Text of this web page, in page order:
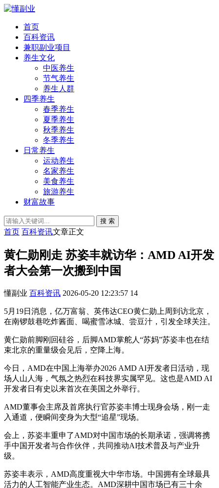
首页
百科资讯
兼职副业项目
养生文化
中医养生
节气养生
养生人群
四季养生
春季养生
夏季养生
秋季养生
冬季养生
日常养生
运动养生
名家养生
美食养生
旅游养生
财富故事
搜 索
首页 百科资讯文章正文
黄仁勋刚走 苏姿丰就访华：AMD AI开发
者大会第一次搬到中国
懂副业 百科资讯 2026-05-20 12:23:57 14
5月19日消息，亿万富翁、英伟达CEO黄仁勋上周到访北京，
在南锣鼓巷吃炸酱面、喝蜜雪冰城、尝豆汁，引发全球关注。
黄仁勋前脚刚回硅谷，后脚AMD掌舵人“苏妈”苏姿丰也在结
束北京的重量级会见后，空降上海。
今日，AMD在中国上海举办2026 AMD AI开发者日活动，现
场人山人海，气氛之热烈在科技界实属罕见。这也是AMD AI
开发者日有史以来首次在美国之外举行。
AMD董事会主席及首席执行官苏姿丰博士现身会场，刚一走
入通道，便瞬间变身为大型“追星”现场。
会上，苏姿丰重申了AMD对中国市场的长期承诺，强调将携
手中国开发者与合作伙伴，共同推动AI技术普及与产业升
级。
苏姿丰表示，AMD高度重视大中华市场。中国拥有全球最具
活力的人工智能产业生态。AMD深耕中国市场已有三十余